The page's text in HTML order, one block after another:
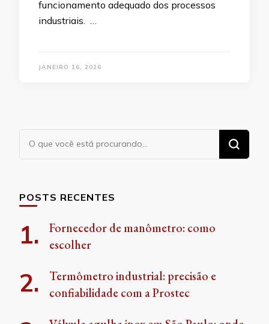
funcionamento adequado dos processos
industriais. …
JANEIRO 16, 2026
Procurando
algo?
POSTS RECENTES
Fornecedor de manômetro: como
escolher
Termômetro industrial: precisão e
confiabilidade com a Prostec